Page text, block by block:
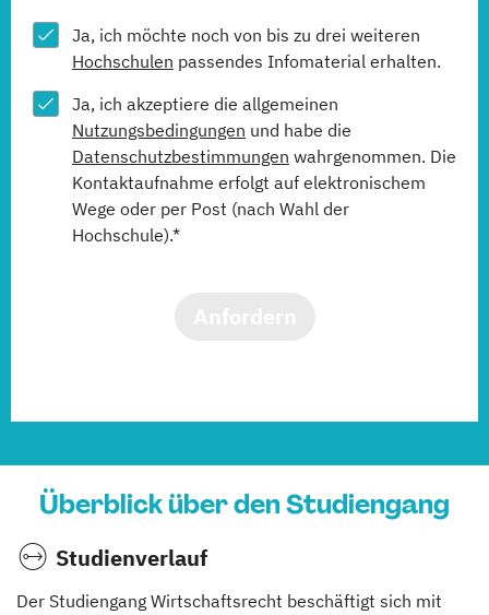
Ja, ich möchte noch von bis zu drei weiteren
Hochschulen passendes Infomaterial erhalten.
Ja, ich akzeptiere die allgemeinen
Nutzungsbedingungen und habe die
Datenschutzbestimmungen wahrgenommen. Die
Kontaktaufnahme erfolgt auf elektronischem
Wege oder per Post (nach Wahl der
Hochschule).*
Überblick über den Studiengang
Studienverlauf
Der Studiengang Wirtschaftsrecht beschäftigt sich mit